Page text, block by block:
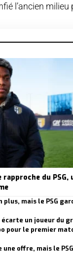
l’ancien milieu
rapproche du
plus, mais le PSG
un joueur du
pour le premier
une offre, mais le